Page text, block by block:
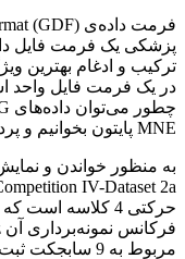
ترکیب و ادغام بهترین
در یک فرمت فایل واحد
MNE پایتون بخوانیم و پردازش کنیم.
مربوط به 9 سابجکت ثبت شده است.